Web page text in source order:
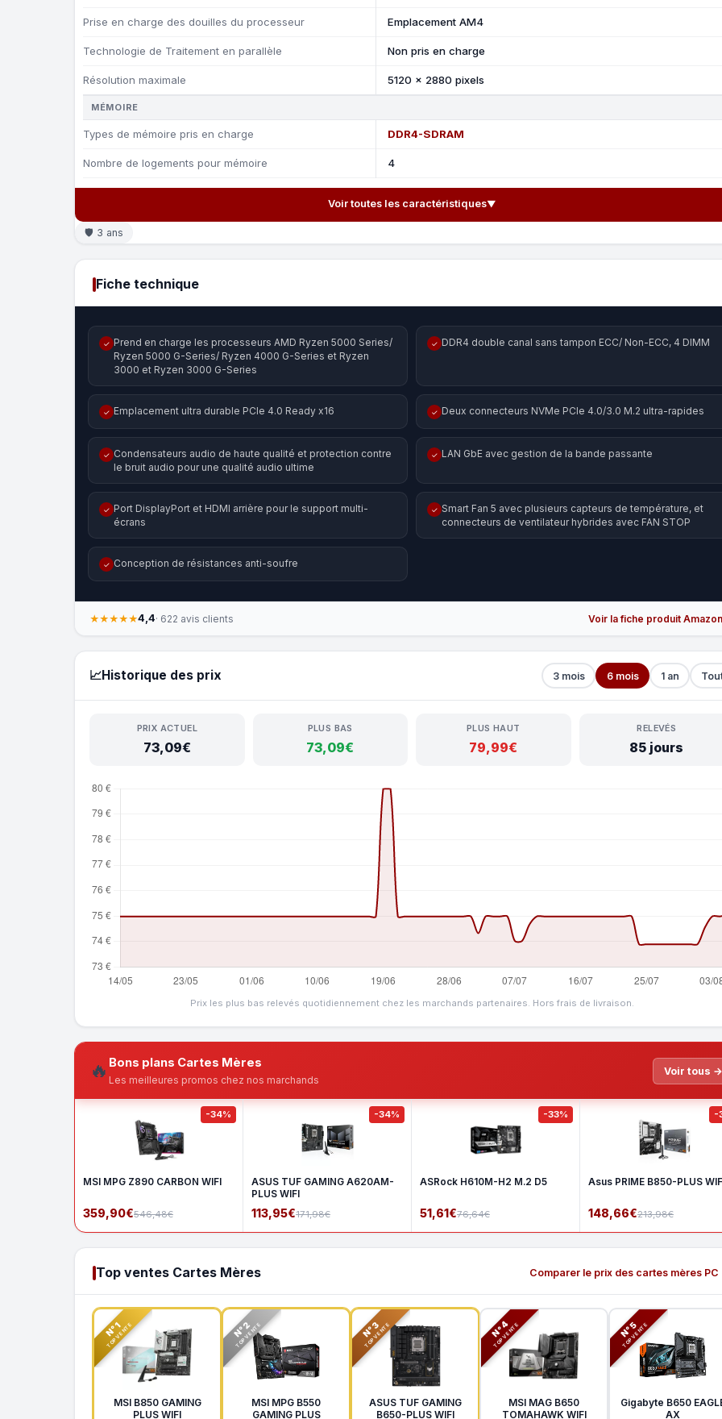
Prise en charge des douilles du processeur Emplacement AM4
Technologie de Traitement en parallèle Non pris en charge
Résolution maximale 5120 x 2880 pixels
MÉMOIRE
Types de mémoire pris en charge DDR4-SDRAM
Nombre de logements pour mémoire 4
Voir toutes les caractéristiques▼
🛡 3 ans
Fiche technique
✓ Prend en charge les processeurs AMD Ryzen 5000 Series/
Ryzen 5000 G-Series/ Ryzen 4000 G-Series et Ryzen
3000 et Ryzen 3000 G-Series
✓ DDR4 double canal sans tampon ECC/ Non-ECC, 4 DIMM
✓ Emplacement ultra durable PCIe 4.0 Ready x16 ✓ Deux connecteurs NVMe PCIe 4.0/3.0 M.2 ultra-rapides
✓ Condensateurs audio de haute qualité et protection contre
le bruit audio pour une qualité audio ultime
✓ LAN GbE avec gestion de la bande passante
✓ Port DisplayPort et HDMI arrière pour le support multi-
écrans
✓ Smart Fan 5 avec plusieurs capteurs de température, et
connecteurs de ventilateur hybrides avec FAN STOP
✓ Conception de résistances anti-soufre
★★★★★4,4· 622 avis clients Voir la fiche produit
📈Historique des prix 3 mois 6 mois 1 an
PRIX ACTUEL
73,09€
PLUS BAS
73,09€
PLUS HAUT
79,99€
RELEVÉS
85 jours
Prix les plus bas relevés quotidiennement chez les marchands partenaires. Hors frais de livraison.
🔥 Bons plans Cartes Mères
Les meilleures promos chez nos marchands
Voir tous →
-34%
MSI MPG Z890 CARBON WIFI
359,90€546,48€
-34%
ASUS TUF GAMING A620AM-
PLUS WIFI
113,95€171,98€
-33%
ASRock H610M-H2 M.2 D5
51,61€76,64€
-
Asus PRIME B850-PLUS
148,66€213,98€
Top ventes Cartes Mères Comparer le prix des cartes mères
N°1
TOP VENTE
MSI B850 GAMING
PLUS WIFI
N°2
TOP VENTE
MSI MPG B550
GAMING PLUS
N°3
TOP VENTE
ASUS TUF GAMING
B650-PLUS WIFI
N°4
TOP VENTE
MSI MAG B650
TOMAHAWK WIFI
N°5
TOP VENTE
Gigabyte B650
AX